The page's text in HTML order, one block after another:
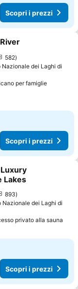
Scopri i prezzi
preferiti
582
Nazionale dei Laghi di
per famiglieScopri i
Scopri i prezzi
preferiti
Lakes
893
Nazionale dei Laghi di
privato alla sauna
Scopri i prezzi